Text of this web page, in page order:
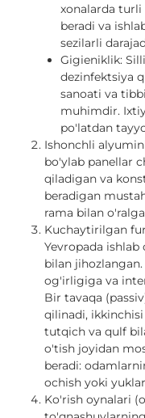
xonalarda
beradi va
sezilarli
Gigieniklik:
dezinfektsiya
sanoati va
muhimdir.
po'latdan
Ishonchli
bo'ylab panellar
qiladigan va
beradigan
rama bilan
Kuchaytirilgan
Yevropada
bilan
og'irligiga va
Bir tavaqa
qilinadi,
tutqich va qulf
o'tish joyidan
beradi:
ochish yoki
Ko'rish oynalari